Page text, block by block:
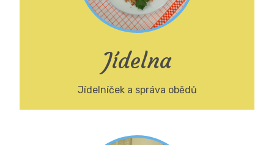
Jídelna
Jídelníček a správa obědů